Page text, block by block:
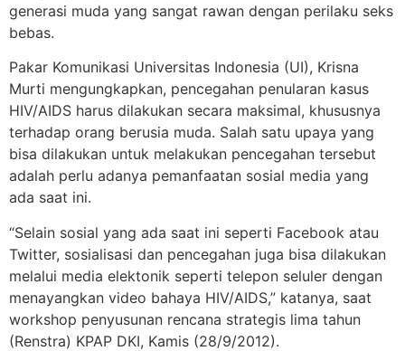
generasi muda yang sangat rawan dengan perilaku seks
bebas.
Pakar Komunikasi Universitas Indonesia (UI), Krisna
Murti mengungkapkan, pencegahan penularan kasus
HIV/AIDS harus dilakukan secara maksimal, khususnya
terhadap orang berusia muda. Salah satu upaya yang
bisa dilakukan untuk melakukan pencegahan tersebut
adalah perlu adanya pemanfaatan sosial media yang
ada saat ini.
“Selain sosial yang ada saat ini seperti Facebook atau
Twitter, sosialisasi dan pencegahan juga bisa dilakukan
melalui media elektonik seperti telepon seluler dengan
menayangkan video bahaya HIV/AIDS,” katanya, saat
workshop penyusunan rencana strategis lima tahun
(Renstra) KPAP DKI, Kamis (28/9/2012).